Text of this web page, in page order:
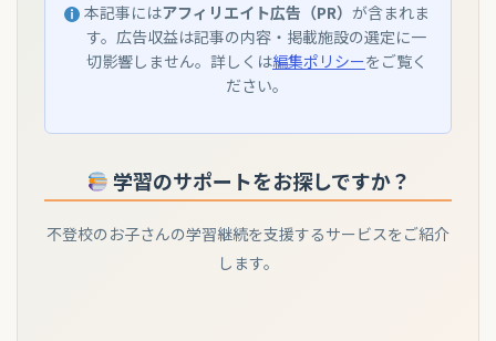
本記事にはアフィリエイト広告（PR） が含まれま
す。広告収益は記事の内容・掲載施設の選定に一
切影響しません。詳しくは編集ポリシーをご覧く
ださい。
学習のサポートをお探しですか？
不登校のお子さんの学習継続を支援するサービスをご紹介
します。